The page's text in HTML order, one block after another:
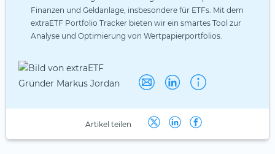
Finanzen und Geldanlage, insbesondere für ETFs. Mit dem
extraETF Portfolio Tracker bieten wir ein smartes Tool zur
Analyse und Optimierung von Wertpapierportfolios.
Artikel teilen